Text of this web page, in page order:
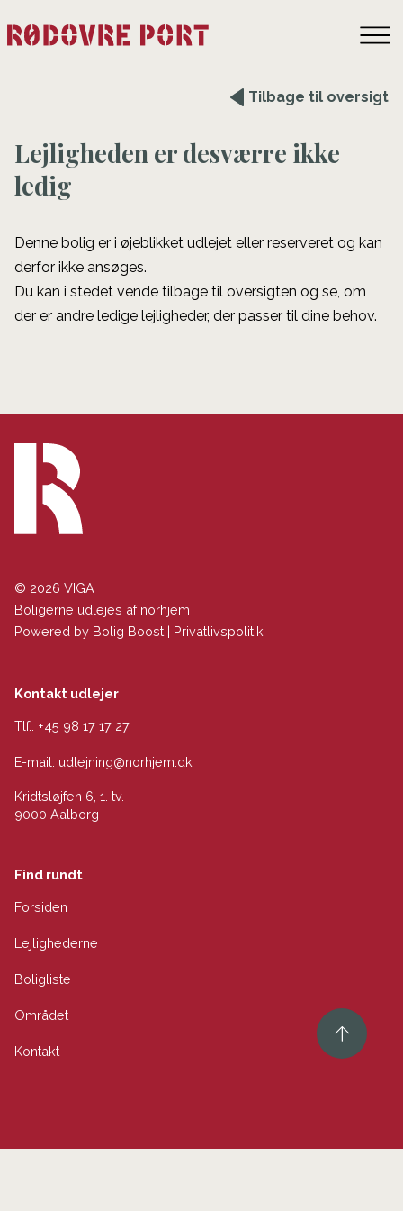
Tilbage til oversigt
Lejligheden er desværre ikke
ledig
Denne bolig er i øjeblikket udlejet eller reserveret og kan
derfor ikke ansøges.
Du kan i stedet vende tilbage til oversigten og se, om
der er andre ledige lejligheder, der passer til dine behov.
© 2026 VIGA
Boligerne udlejes af norhjem
Powered by Bolig Boost | Privatlivspolitik
Kontakt udlejer
Tlf.: +45 98 17 17 27
E-mail: udlejning@norhjem.dk
Kridtsløjfen 6, 1. tv.
9000 Aalborg
Find rundt
Forsiden
Lejlighederne
Boligliste
Området
Kontakt